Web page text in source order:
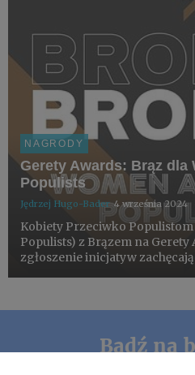
NAGRODY
Gerety Awards: Brąz dla
Populists
Jędrzej Hugo-Bader 4 września 2024
Kobiety Przeciwko
Populists) z Brązem na Gerety
zgłoszenie inicjatyw
Bądź na